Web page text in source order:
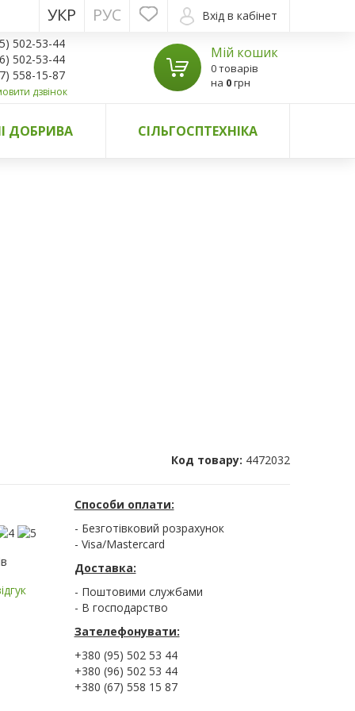
Вхід в кабінет
РУС
УКР
502-53-44
502-53-44
558-15-87
дзвінок
Мій кошик
0 товарів
на 0грн
ДОБРИВА СІЛЬГОСПТЕХНІКА
Код товару: 4472032
Способи оплати:
- Безготівковий розрахунок
- Visa/Mastercard
Доставка:
- Поштовими службами
- В господарство
Зателефонувати:
+380 (95) 502 53 44
+380 (96) 502 53 44
+380 (67) 558 15 87